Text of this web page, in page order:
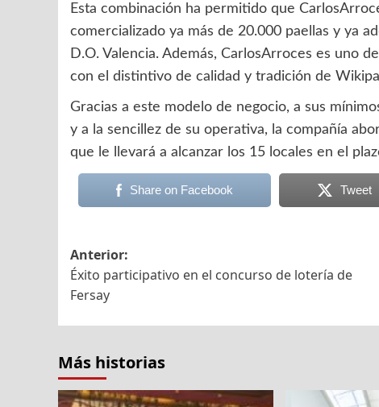
Esta combinación ha permitido que
comercializado ya más de 20.000 paellas y ya
D.O. Valencia. Además, CarlosArroces es uno
con el distintivo de calidad y tradición de
Gracias a este modelo de negocio, a sus
y a la sencillez de su operativa, la compañía
que le llevará a alcanzar los 15 locales en el
Share on Facebook Tweet
Navegación
de
entradas
Anterior:
Éxito participativo en el concurso de lotería de
Fersay
Más historias